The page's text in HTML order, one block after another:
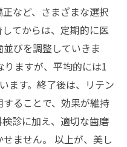
など、さまざまな選択
てからは、定期的に医
びを調整していきま
りますが、平均的には1
ます。終了後は、リテン
ることで、効果が維持
診に加え、適切な歯磨
ません。 以上が、美し